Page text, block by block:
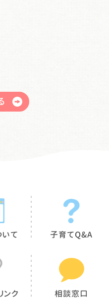
いて 子育てQ&A
ンク 相談窓口